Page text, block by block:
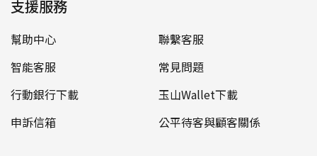
支援服務
幫助中心
聯繫客服
智能客服
常見問題
行動銀行下載
玉山Wallet下載
申訴信箱
公平待客與顧客關係